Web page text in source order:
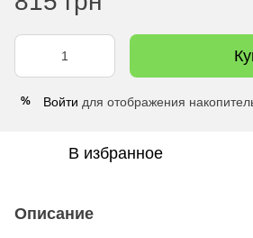
% Войти для отображения
В избранное
Описание